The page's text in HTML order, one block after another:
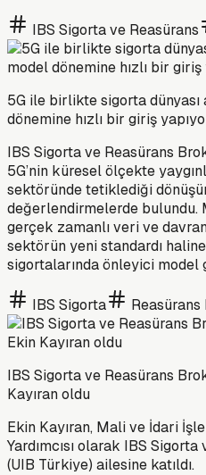
IBS Sigorta ve Reasürans
5G ile birlikte sigorta
dönemine hızlı bir giriş
IBS Sigorta ve Reasürans
5G’nin küresel ölçekte
sektöründe tetiklediği
değerlendirmelerde bulundu.
gerçek zamanlı veri ve
sektörün yeni standardı
sigortalarında önleyici model
IBS Sigorta
IBS Sigorta ve Reasürans
Kayıran oldu
Ekin Kayıran, Mali ve İdari
Yardımcısı olarak IBS
(UIB Türkiye) ailesine katıldı.